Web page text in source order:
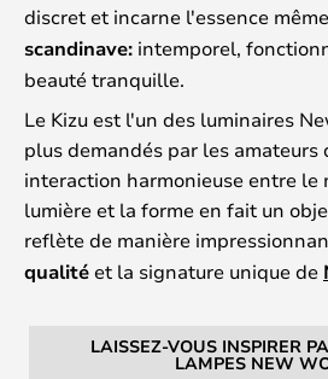
discret et incarne l'essence
scandinave: intemporel,
beauté tranquille.
Le Kizu est l'un des luminaires
plus demandés par les amateurs
interaction harmonieuse entre le
lumière et la forme en fait un
reflète de manière
qualitéet la signature unique de
LAISSEZ-VOUS INSPIRER
LAMPES NEW